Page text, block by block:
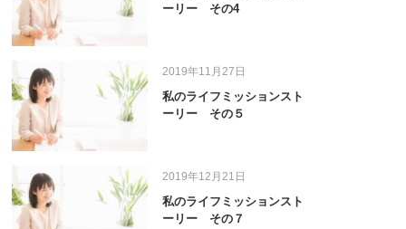
ーリー その4
2019年11月27日
私のライフミッションスト
ーリー その５
2019年12月21日
私のライフミッションスト
ーリー その７